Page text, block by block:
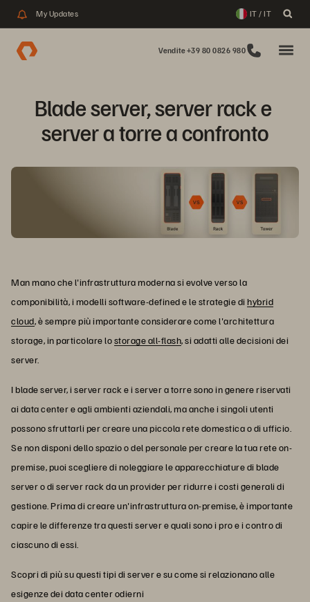
My Updates IT / IT
Vendite +39 80 0826 980
Blade server, server rack e
server a torre a confronto
Man mano che l'infrastruttura moderna si evolve verso la
componibilità, i modelli software-defined e le strategie di hybrid
cloud, è sempre più importante considerare come l'architettura
storage, in particolare lostorage all-flash, si adatti alle decisioni dei
server.
I blade server, i server rack e i server a torre sono in genere riservati
ai data center e agli ambienti aziendali, ma anche i singoli utenti
possono sfruttarli per creare una piccola rete domestica o di ufficio.
Se non disponi dello spazio o del personale per creare la tua rete on-
premise, puoi scegliere di noleggiare le apparecchiature di blade
server o di server rack da un provider per ridurre i costi generali di
gestione. Prima di creare un'infrastruttura on-premise, è importante
capire le differenze tra questi server e quali sono i pro e i contro di
ciascuno di essi.
Scopri di più su questi tipi di server e su come si relazionano alle
esigenze dei data center odierni